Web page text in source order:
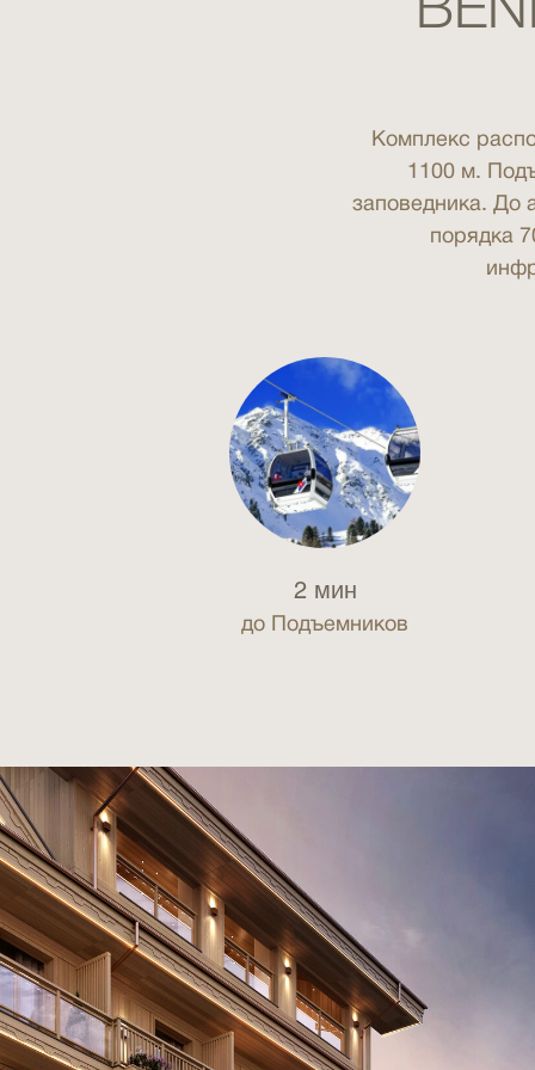
Комплекс
1100 м.
заповедника. До
порядка
2 мин
до Подъемников